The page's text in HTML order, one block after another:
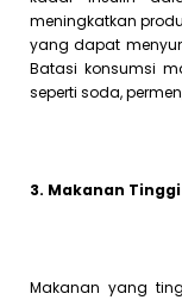
meningkatkan
yang dapat
Batasi konsumsi
seperti soda,
3. Makanan
Makanan yang